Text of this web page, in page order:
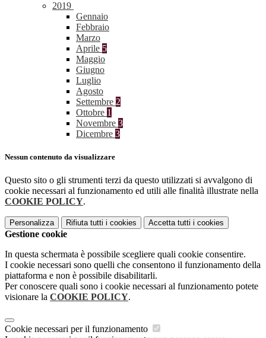
2019
Gennaio
Febbraio
Marzo
Aprile 5
Maggio
Giugno
Luglio
Agosto
Settembre 2
Ottobre 1
Novembre 3
Dicembre 3
Nessun contenuto da visualizzare
Questo sito o gli strumenti terzi da questo utilizzati si avvalgono di
cookie necessari al funzionamento ed utili alle finalità illustrate nella
COOKIE POLICY.
Personalizza Rifiuta tutti i cookies Accetta tutti i cookies
Gestione cookie
In questa schermata è possibile scegliere quali cookie consentire.
I cookie necessari sono quelli che consentono il funzionamento della
piattaforma e non è possibile disabilitarli.
Per conoscere quali sono i cookie necessari al funzionamento potete
visionare la COOKIE POLICY.
Cookie necessari per il funzionamento